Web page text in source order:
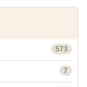
573
7